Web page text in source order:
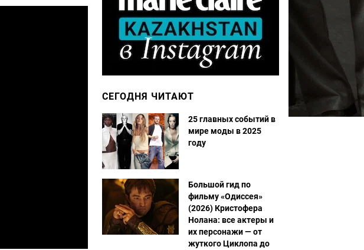
СЕГОДНЯ ЧИТАЮТ
25 главных событий в
мире моды в 2025
году
Большой гид по
фильму «Одиссея»
(2026) Кристофера
Нолана: все актеры и
их персонажи — от
жуткого Циклопа до